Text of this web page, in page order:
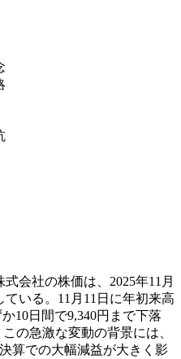
会社の株価は、2025年11月
いる。11月11日に年初来高
10日間で9,340円まで下落
の急激な変動の背景には、
算での大幅減益が大きく影